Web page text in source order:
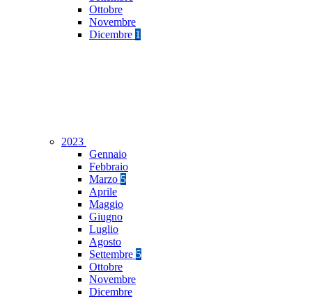
Ottobre
Novembre
Dicembre 1
2023
Gennaio
Febbraio
Marzo 5
Aprile
Maggio
Giugno
Luglio
Agosto
Settembre 5
Ottobre
Novembre
Dicembre